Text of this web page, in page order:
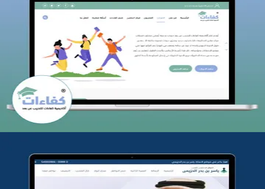
كفاءات للتدريب
التفاصيل